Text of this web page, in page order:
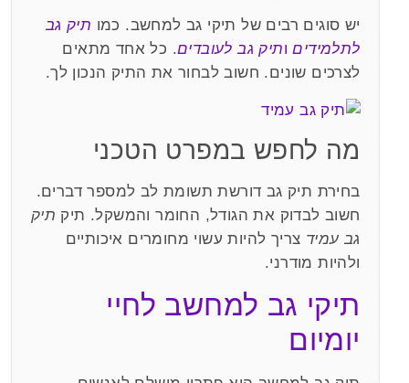
יש סוגים רבים של תיקי גב למחשב. כמו תיק גב
לתלמידיםותיק גב לעובדים. כל אחד מתאים
לצרכים שונים. חשוב לבחור את התיק הנכון לך.
מה לחפש במפרט הטכני
בחירת תיק גב דורשת תשומת לב למספר דברים.
חשוב לבדוק את הגודל, החומר והמשקל. תיק תיק
גב עמיד צריך להיות עשוי מחומרים איכותיים
ולהיות מודרני.
תיקי גב למחשב לחיי
יומיום